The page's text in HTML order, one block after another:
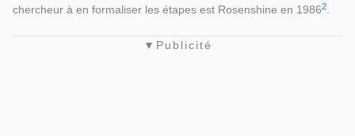
chercheur à en formaliser les étapes est Rosenshine en 19862.
▼Publicité